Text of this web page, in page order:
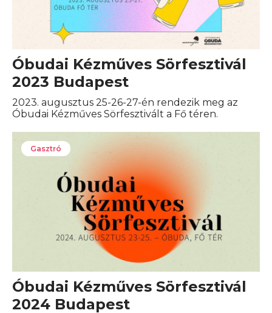
Óbudai Kézműves Sörfesztivál
2023 Budapest
2023. augusztus 25-26-27-én rendezik meg az
Óbudai Kézműves Sörfesztivált a Fő téren.
Gasztró
Óbudai Kézműves Sörfesztivál
2024 Budapest